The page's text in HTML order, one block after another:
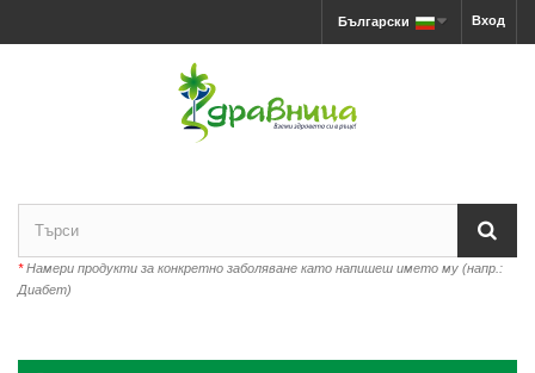
Вход
Български
*Намери продукти за конкретно заболяване като напишеш името му (напр.:
Диабет)